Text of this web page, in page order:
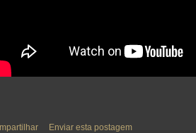
Enviar esta postagem